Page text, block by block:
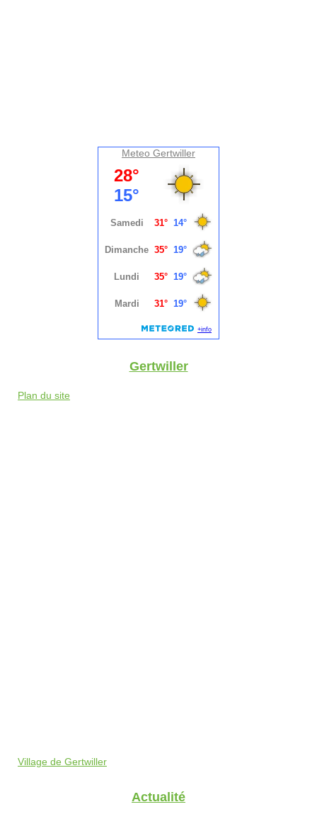
Meteo Gertwiller
Gertwiller
Plan du site
Village de Gertwiller
Actualité